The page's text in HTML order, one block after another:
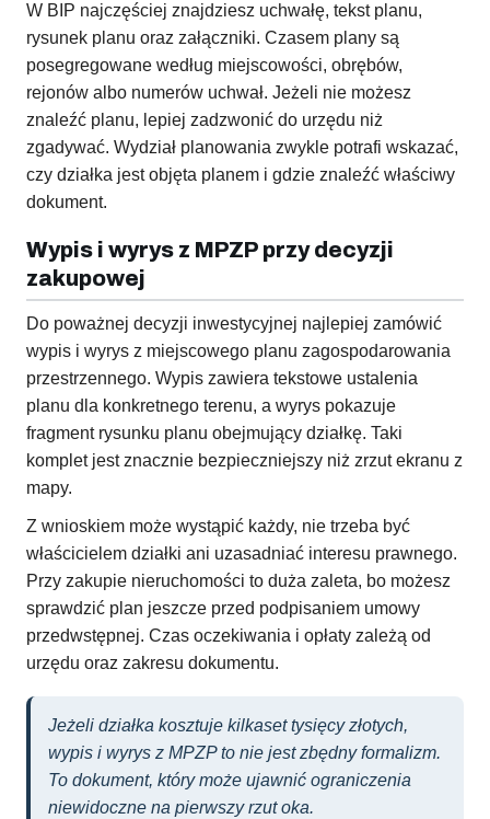
W BIP najczęściej znajdziesz uchwałę, tekst planu,
rysunek planu oraz załączniki. Czasem plany są
posegregowane według miejscowości, obrębów,
rejonów albo numerów uchwał. Jeżeli nie możesz
znaleźć planu, lepiej zadzwonić do urzędu niż
zgadywać. Wydział planowania zwykle potrafi wskazać,
czy działka jest objęta planem i gdzie znaleźć właściwy
dokument.
Wypis i wyrys z MPZP przy decyzji
zakupowej
Do poważnej decyzji inwestycyjnej najlepiej zamówić
wypis i wyrys z miejscowego planu zagospodarowania
przestrzennego. Wypis zawiera tekstowe ustalenia
planu dla konkretnego terenu, a wyrys pokazuje
fragment rysunku planu obejmujący działkę. Taki
komplet jest znacznie bezpieczniejszy niż zrzut ekranu z
mapy.
Z wnioskiem może wystąpić każdy, nie trzeba być
właścicielem działki ani uzasadniać interesu prawnego.
Przy zakupie nieruchomości to duża zaleta, bo możesz
sprawdzić plan jeszcze przed podpisaniem umowy
przedwstępnej. Czas oczekiwania i opłaty zależą od
urzędu oraz zakresu dokumentu.
Jeżeli działka kosztuje kilkaset tysięcy złotych,
wypis i wyrys z MPZP to nie jest zbędny formalizm.
To dokument, który może ujawnić ograniczenia
niewidoczne na pierwszy rzut oka.